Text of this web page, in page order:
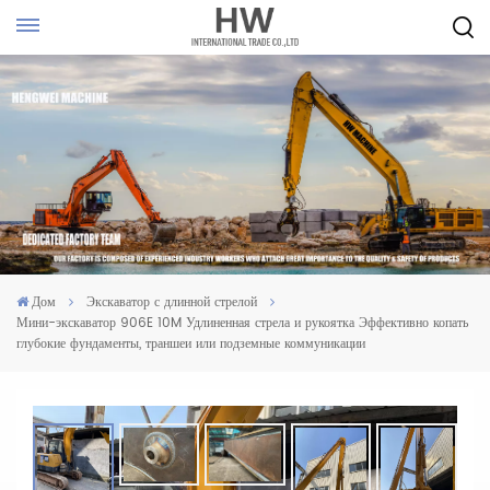
Дом
Экскаватор с длинной стрелой
Мини-экскаватор 906E 10M Удлиненная стрела и рукоятка Эффективно копать
глубокие фундаменты, траншеи или подземные коммуникации